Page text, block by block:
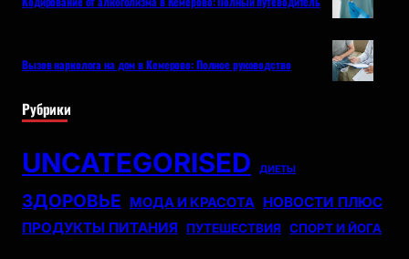
Вызов нарколога на дом в Кемерово: Полное руководство
Рубрики
UNCATEGORISED ДИЕТЫ
ЗДОРОВЬЕ МОДА И КРАСОТА НОВОСТИ ПЛЮС
ПРОДУКТЫ ПИТАНИЯ
ПУТЕШЕСТВИЯ СПОРТ И ЙОГА